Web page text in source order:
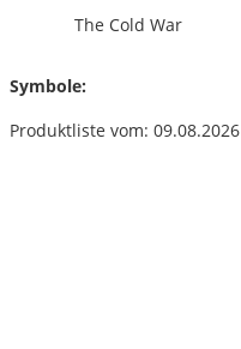
The Cold War
Symbole:
Produktliste vom: 09.08.2026